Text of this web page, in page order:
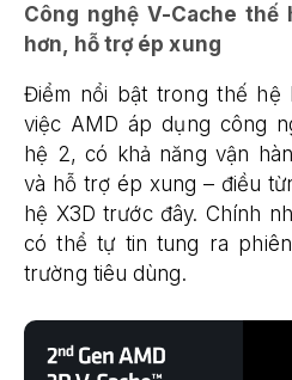
Công nghệ V-Cache thế
hơn, hỗ trợ ép xung
Điểm nổi bật trong thế hệ
việc AMD áp dụng công
hệ 2, có khả năng vận
và hỗ trợ ép xung – điều
hệ X3D trước đây. Chính
có thể tự tin tung ra
trường tiêu dùng.